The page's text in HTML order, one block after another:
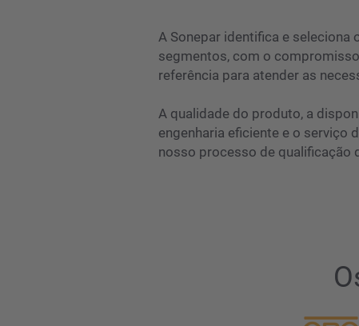
A Sonepar identifica e
segmentos, com o
referência para atender as
A qualidade do produto, a
engenharia eficiente e o serviço
nosso processo de qualificação